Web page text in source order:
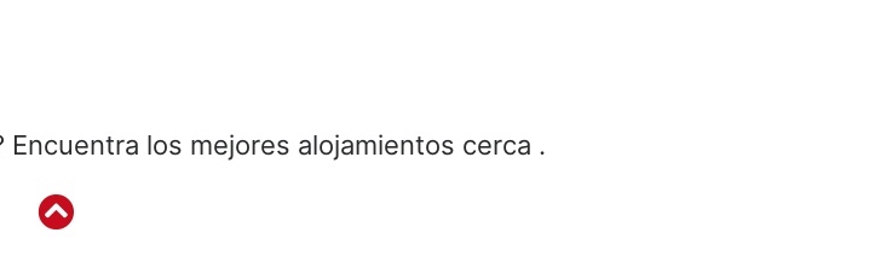
los mejores alojamientos cerca .